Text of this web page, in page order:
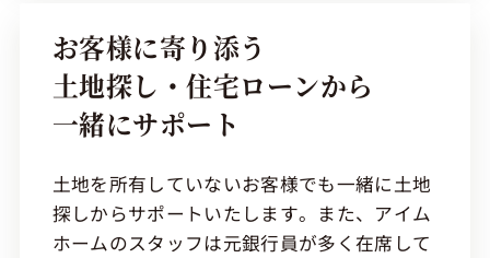
お客様に寄り添う
土地探し・住宅ローンから
一緒にサポート
土地を所有していないお客様でも一緒に土地
探しからサポートいたします。また、アイム
ホームのスタッフは元銀行員が多く在席して